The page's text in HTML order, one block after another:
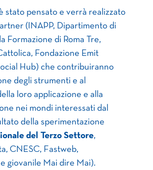
stato pensato e verrà realizzato
(INAPP, Dipartimento di
Formazione di Roma Tre,
Fondazione Emit
Hub) che contribuiranno
degli strumenti e al
loro applicazione e alla
nei mondi interessati dal
della sperimentazione
del Terzo Settore,
CNESC, Fastweb,
giovanile Mai dire Mai).